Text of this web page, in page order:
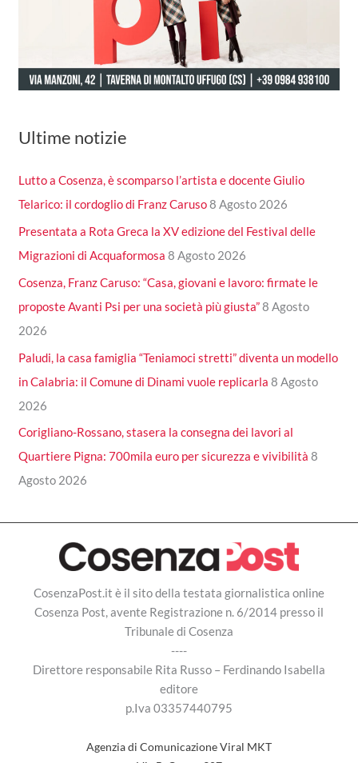
Ultime notizie
Lutto a Cosenza, è scomparso l’artista e docente Giulio
Telarico: il cordoglio di Franz Caruso8 Agosto 2026
Presentata a Rota Greca la XV edizione del Festival delle
Migrazioni di Acquaformosa 8 Agosto 2026
Cosenza, Franz Caruso: “Casa, giovani e lavoro: firmate le
proposte Avanti Psi per una società più giusta”8 Agosto
2026
Paludi, la casa famiglia “Teniamoci stretti” diventa un modello
in Calabria: il Comune di Dinami vuole replicarla 8 Agosto
2026
Corigliano-Rossano, stasera la consegna dei lavori al
Quartiere Pigna: 700mila euro per sicurezza e vivibilità 8
Agosto 2026
CosenzaPost.it è il sito della testata giornalistica online
Cosenza Post, avente Registrazione n. 6/2014 presso il
Tribunale di Cosenza
----
Direttore responsabile Rita Russo – Ferdinando Isabella
editore
p.Iva 03357440795
Agenzia di Comunicazione Viral MKT